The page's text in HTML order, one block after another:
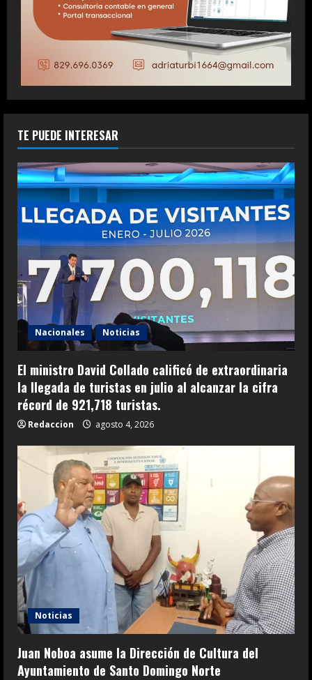
TE PUEDE INTERESAR
Nacionales Noticias
El ministro David Collado calificó de extraordinaria
la llegada de turistas en julio al alcanzar la cifra
récord de 921,718 turistas.
Redaccion agosto 4, 2026
Noticias
Juan Noboa asume la Dirección de Cultura del
Ayuntamiento de Santo Domingo Norte